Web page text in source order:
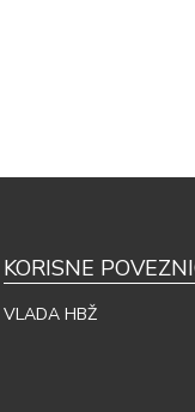
KORISNE
VLADA HBŽ